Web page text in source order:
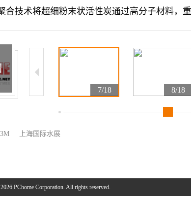
合技术将超细粉末状活性炭通过高分子材料，
7/18 8/18
3M 上海国际水展
2026 PChome Corporation. All rights reserved.